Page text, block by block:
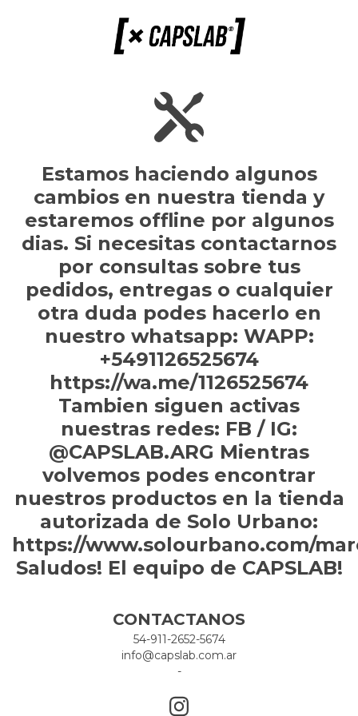
Estamos haciendo algunos
cambios en nuestra tienda y
estaremos offline por algunos
dias. Si necesitas contactarnos
por consultas sobre tus
pedidos, entregas o cualquier
otra duda podes hacerlo en
nuestro whatsapp: WAPP:
+5491126525674
https://wa.me/1126525674
Tambien siguen activas
nuestras redes: FB / IG:
@CAPSLAB.ARG Mientras
volvemos podes encontrar
nuestros productos en la tienda
autorizada de Solo Urbano:
https://www.solourbano.com/
Saludos! El equipo de CAPSLAB!
CONTACTANOS
54-911-2652-5674
info@capslab.com.ar
-